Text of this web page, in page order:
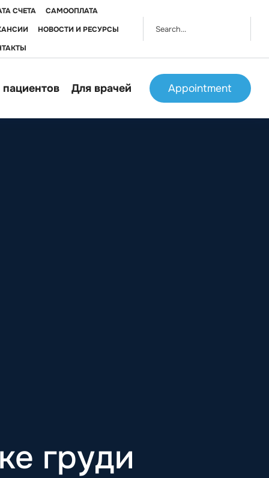
СЧЕТА
САМООПЛАТА
НОВОСТИ И РЕСУРСЫ
Для врачей Appointment
груди